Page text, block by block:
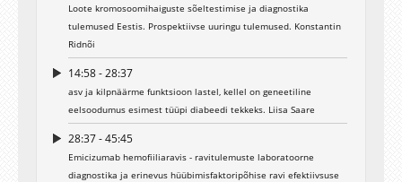
Loote kromosoomihaiguste sõeltestimise ja diagnostika
tulemused Eestis. Prospektiivse uuringu tulemused. Konstantin
Ridnõi
14:58 - 28:37
asv ja kilpnäärme funktsioon lastel, kellel on geneetiline
eelsoodumus esimest tüüpi diabeedi tekkeks. Liisa Saare
28:37 - 45:45
Emicizumab hemofiiliaravis - ravitulemuste laboratoorne
diagnostika ja erinevus hüübimisfaktoripõhise ravi efektiivsuse